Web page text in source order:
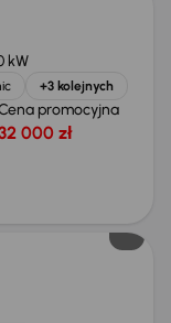
kW
+3 kolejnych
promocyjna
000 zł